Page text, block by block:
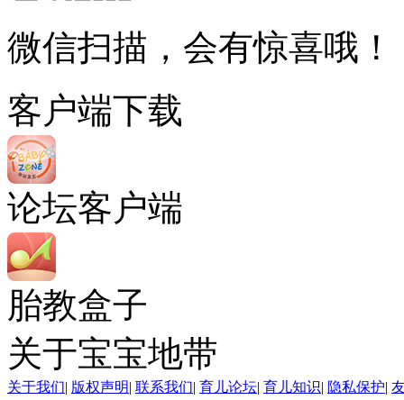
微信扫描，会有惊喜哦！
客户端下载
论坛客户端
胎教盒子
关于宝宝地带
关于我们| 版权声明| 联系我们| 育儿论坛| 育儿知识| 隐私保护|